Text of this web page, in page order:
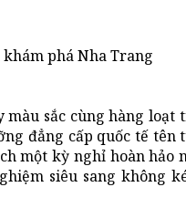
phá Nha Trang
màu sắc cùng hàng
đẳng cấp quốc tế
một kỳ nghỉ hoàn
siêu sang không